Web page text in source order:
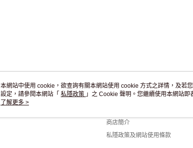
關於我們
商店簡介
私隱政策及網站使用條款
本網站中使用 cookie，欲查詢有關本網站使用 cookie 方式之詳情，及若
設定，請參閱本網站「 私隱政策 」之 Cookie 聲明。您繼續使用本網站
用 cookie。
了解更多 >